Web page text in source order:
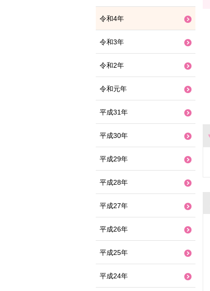
令和4年
令和3年
令和2年
令和元年
平成31年
平成30年
平成29年
平成28年
平成27年
平成26年
平成25年
平成24年